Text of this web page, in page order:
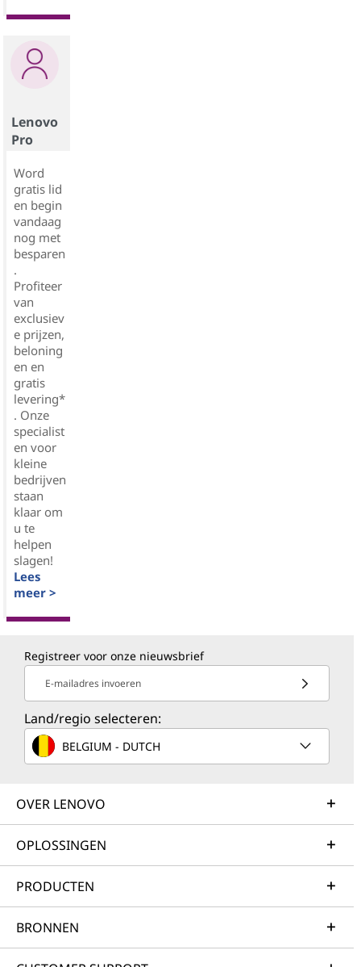
Lenovo
Pro
Word
gratis lid
en begin
vandaag
nog met
besparen
.
Profiteer
van
exclusiev
e prijzen,
beloning
en en
gratis
levering*
. Onze
specialist
en voor
kleine
bedrijven
staan
klaar om
u te
helpen
slagen!
Lees
meer >
Registreer voor onze nieuwsbrief
E-mailadres invoeren
Land/regio selecteren:
BELGIUM - DUTCH
OVER LENOVO
OPLOSSINGEN
PRODUCTEN
BRONNEN